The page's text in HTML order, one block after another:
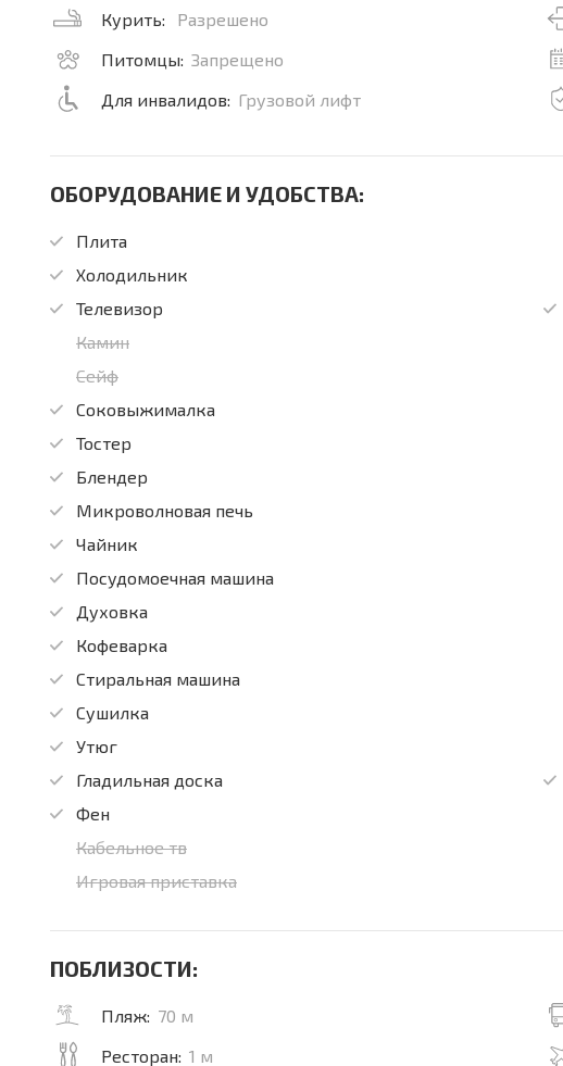
Курить:
Разрешено
Питомцы: Запрещено
Для инвалидов: Грузовой лифт
ОБОРУДОВАНИЕ И УДОБСТВА:
Плита
Холодильник
Телевизор
Камин
Сейф
Соковыжималка
Тостер
Блендер
Микроволновая печь
Чайник
Посудомоечная машина
Духовка
Кофеварка
Стиральная машина
Сушилка
Утюг
Гладильная доска
Фен
Кабельное тв
Игровая приставка
ПОБЛИЗОСТИ:
Пляж: 70 м
Ресторан: 1 м